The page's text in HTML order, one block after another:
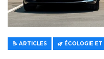
📝 ARTICLES